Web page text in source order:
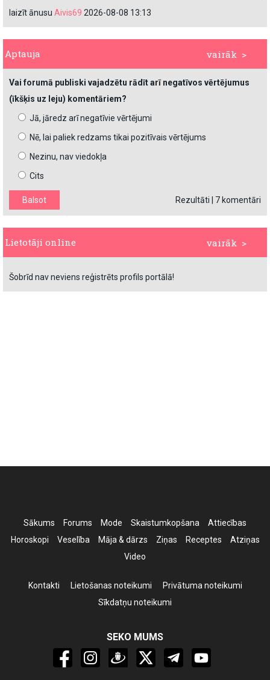
laizīt ānusu Aivis69 2026-08-08 13:13
vairāk >
Aptauja
Vai forumā publiski vajadzētu rādīt arī negatīvos vērtējumus
(īkšķis uz leju) komentāriem?
Jā, jāredz arī negatīvie vērtējumi
Nē, lai paliek redzams tikai pozitīvais vērtējums
Nezinu, nav viedokļa
Cits
Rezultāti 7 komentāri
vairāk >
Lietotāji online
Šobrīd nav neviens reģistrēts profils portālā!
Sākums Forums Mode Skaistumkopšana
Attiecības
Horoskopi
Veselība Māja & dārzs Ziņas Receptes
Atziņas
Video
Kontakti Lietošanas noteikumi
Privātuma noteikumi
Sīkdatņu noteikumi
SEKO MUMS